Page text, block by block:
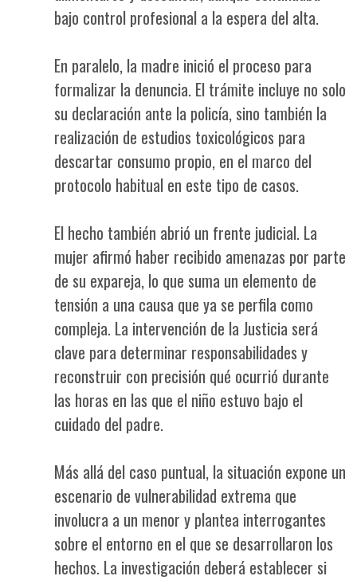
bajo control profesional a la espera del alta.
En paralelo, la madre inició el proceso para
formalizar la denuncia. El trámite incluye no solo
su declaración ante la policía, sino también la
realización de estudios toxicológicos para
descartar consumo propio, en el marco del
protocolo habitual en este tipo de casos.
El hecho también abrió un frente judicial. La
mujer afirmó haber recibido amenazas por parte
de su expareja, lo que suma un elemento de
tensión a una causa que ya se perfila como
compleja. La intervención de la Justicia será
clave para determinar responsabilidades y
reconstruir con precisión qué ocurrió durante
las horas en las que el niño estuvo bajo el
cuidado del padre.
Más allá del caso puntual, la situación expone un
escenario de vulnerabilidad extrema que
involucra a un menor y plantea interrogantes
sobre el entorno en el que se desarrollaron los
hechos. La investigación deberá establecer si